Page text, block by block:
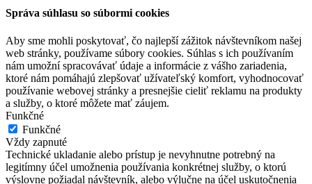
Správa súhlasu so súbormi cookies
Aby sme mohli poskytovať, čo najlepší zážitok návštevníkom našej
web stránky, používame súbory cookies. Súhlas s ich používaním
nám umožní spracovávať údaje a informácie z vášho zariadenia,
ktoré nám pomáhajú zlepšovať užívateľský komfort, vyhodnocovať
používanie webovej stránky a presnejšie cieliť reklamu na produkty
a služby, o ktoré môžete mať záujem.
Funkčné
Funkčné
Vždy zapnuté
Technické ukladanie alebo prístup je nevyhnutne potrebný na
legitímny účel umožnenia používania konkrétnej služby, o ktorú
výslovne požiadal návštevník, alebo výlučne na účel uskutočnenia